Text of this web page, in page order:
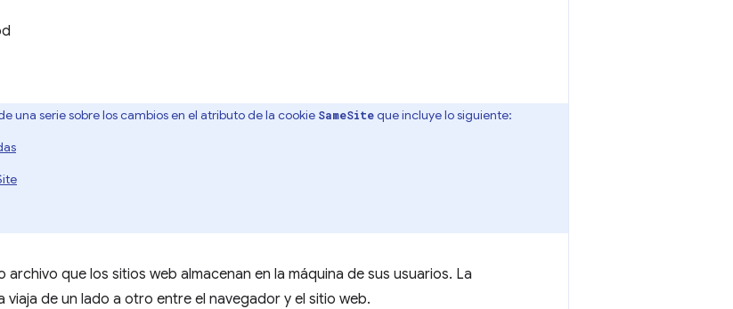
una serie sobre los cambios en el atributo de la cookie SameSiteque incluye lo siguiente:
archivo que los sitios web almacenan en la máquina de sus usuarios. La
viaja de un lado a otro entre el navegador y el sitio web.